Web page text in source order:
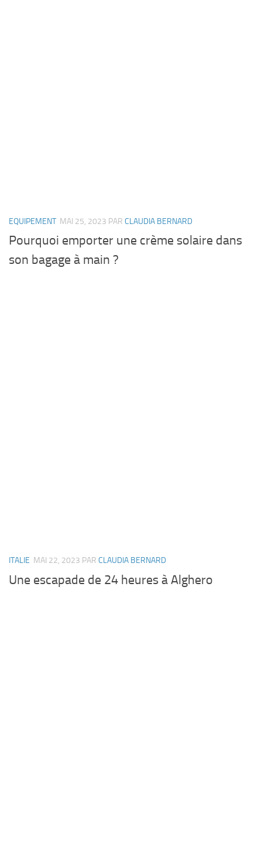
EQUIPEMENT MAI 25, 2023 PAR CLAUDIA BERNARD
Pourquoi emporter une crème solaire dans
son bagage à main ?
ITALIE MAI 22, 2023 PAR CLAUDIA BERNARD
Une escapade de 24 heures à Alghero